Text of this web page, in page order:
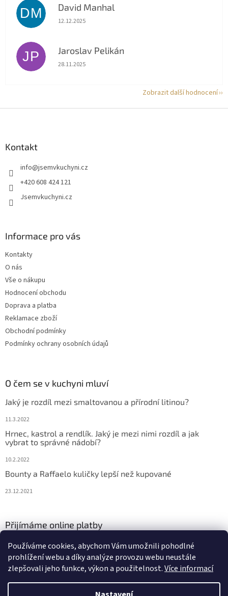
Používáme cookies, abychom Vám umožnili pohodlné
prohlížení webu a díky analýze provozu webu neustále
zlepšovali jeho funkce, výkon a použitelnost.Více informací
DM David Manhal
Hodnocení obchodu je 5 z 5 hvězdiček.
12.12.2025
JP Jaroslav Pelikán
Hodnocení obchodu je 5 z 5 hvězdiček.
28.11.2025
Zobrazit další hodnocení
Kontakt
info@jsemvkuchyni.cz
+420 608 424 121
Jsemvkuchyni.cz
Informace pro vás
Kontakty
O nás
Vše o nákupu
Hodnocení obchodu
Doprava a platba
Reklamace zboží
Obchodní podmínky
Podmínky ochrany osobních údajů
O čem se v kuchyni mluví
Jaký je rozdíl mezi smaltovanou a přírodní litinou?
11.3.2022
Hrnec, kastrol a rendlík. Jaký je mezi nimi rozdíl a jak
vybrat to správné nádobí?
10.2.2022
Bounty a Raffaelo kuličky lepší než kupované
23.12.2021
Přijímáme online platby